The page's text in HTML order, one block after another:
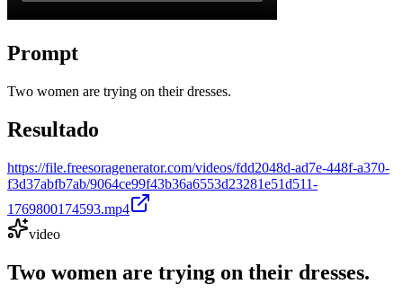
Prompt
Two women are trying on their dresses.
Resultado
https://file.freesoragenerator.com/videos/fdd2048d-ad7e-448f-a370-
f3d37abfb7ab/9064ce99f43b36a6553d23281e51d511-
1769800174593.mp4
video
Two women are trying on their dresses.